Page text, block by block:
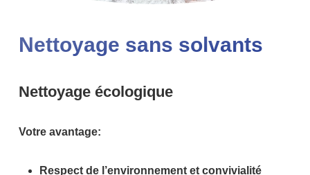
Nettoyage sans solvants
Nettoyage écologique
Votre avantage:
Respect de l’environnement et convivialité